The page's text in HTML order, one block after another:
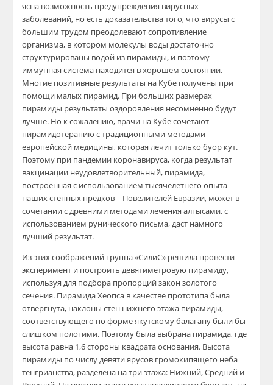
ясна возможность предупреждения вирусных
заболеваний, но есть доказательства того, что вирусы с
большим трудом преодолевают сопротивление
организма, в котором молекулы воды достаточно
структурированы водой из пирамиды, и поэтому
иммунная система находится в хорошем состоянии.
Многие позитивные результаты на Кубе получены при
помощи малых пирамид. При больших размерах
пирамиды результаты оздоровления несомненно будут
лучше. Но к сожалению, врачи на Кубе сочетают
пирамидотерапию с традиционными методами
европейской медицины, которая лечит только буор кут.
Поэтому при пандемии коронавируса, когда результат
вакцинации неудовлетворительный, пирамида,
построенная с использованием тысячелетнего опыта
наших степных предков – Повелителей Евразии, может в
сочетании с древними методами лечения алгысами, с
использованием рунического письма, даст намного
лучший результат.
Из этих соображений группа «СилиС» решила провести
эксперимент и построить девятиметровую пирамиду,
используя для подбора пропорций закон золотого
сечения. Пирамида Хеопса в качестве прототипа была
отвергнута, наклоны стен нижнего этажа пирамиды,
соответствующего по форме якутскому балагану были бы
слишком пологими. Поэтому была выбрана пирамида, где
высота равна 1,6 стороны квадрата основания. Высота
пирамиды по числу девяти ярусов громокипящего неба
тенгрианства, разделена на три этажа: Нижний, Средний и